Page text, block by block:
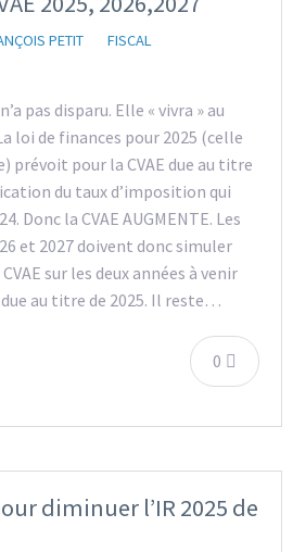
PETIT FISCAL
pas disparu. Elle « vivra » au
loi de finances pour 2025 (celle
prévoit pour la CVAE due au titre
du taux d’imposition qui
Donc la CVAE AUGMENTE. Les
et 2027 doivent donc simuler
sur les deux années à venir
au titre de 2025. Il reste…
0
diminuer l’IR 2025 de